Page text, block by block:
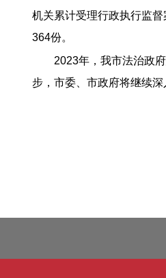
机关累计受理行政执行监
364份。
2023年，我市法治政
步，市委、市政府将继续